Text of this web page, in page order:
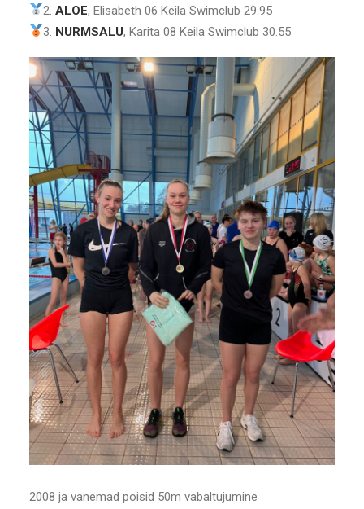
2.ALOE, Elisabeth 06 Keila Swimclub 29.95
3. NURMSALU, Karita 08 Keila Swimclub 30.55
2008 ja vanemad poisid 50m vabaltujumine